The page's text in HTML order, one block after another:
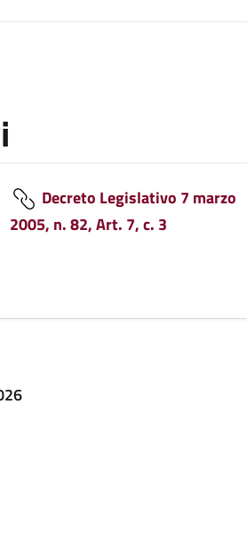
Decreto Legislativo 7 marzo
2005, n. 82, Art. 7, c. 3